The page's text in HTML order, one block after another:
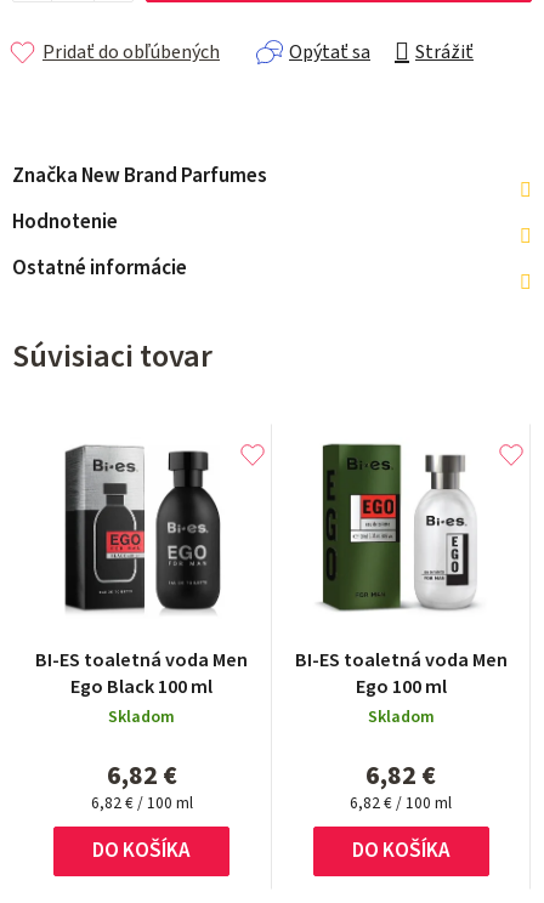
Opýtať sa Strážiť
Pridať do obľúbených
Značka New Brand Parfumes
Hodnotenie
Ostatné informácie
Súvisiaci tovar
BI-ES toaletná voda Men
Ego Black 100 ml
Skladom
6,82 €
Jednotková
cena:
6,82 € / 100 ml
DO KOŠÍKA
BI-ES toaletná voda Men
Ego 100 ml
Skladom
6,82 €
Jednotková
cena:
6,82 € / 100 ml
DO KOŠÍKA